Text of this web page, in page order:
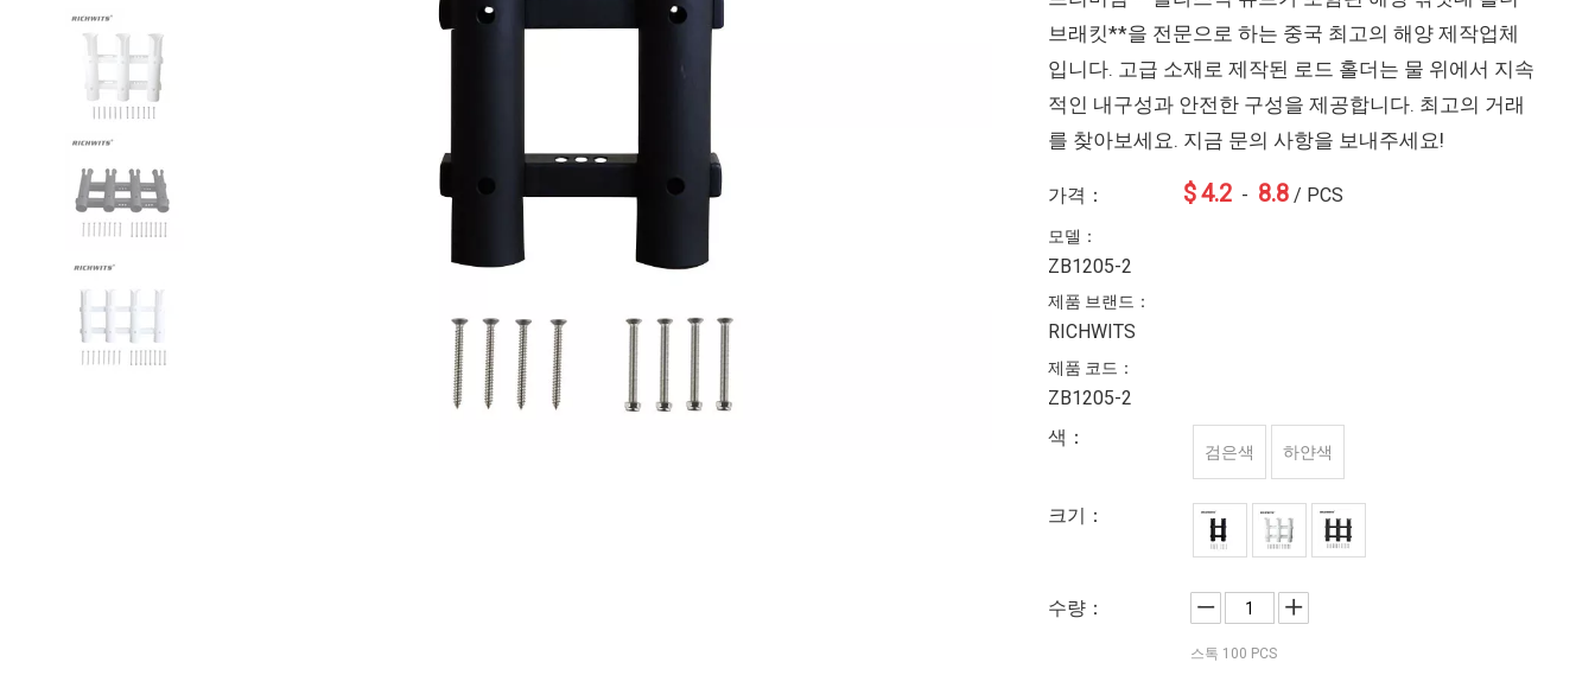
브래킷**을 전문으로 하는 중국 최고의 해양 제작업체
입니다. 고급 소재로 제작된 로드 홀더는 물 위에서 지속
적인 내구성과 안전한 구성을 제공합니다. 최고의 거래
를 찾아보세요. 지금 문의 사항을 보내주세요!
가격： $4.2 - 8.8 / PCS
모델：
ZB1205-2
제품 브랜드：
RICHWITS
제품 코드：
ZB1205-2
색：
검은색 하얀색
크기：
수량：
스톡 100 PCS